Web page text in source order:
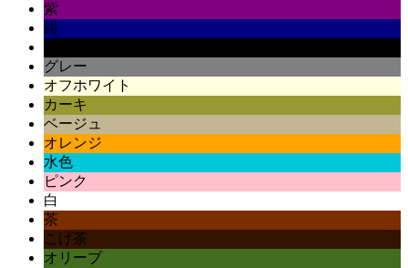
紫
紺
グレー
オフホワイト
カーキ
ベージュ
オレンジ
水色
ピンク
白
茶
こげ茶
オリーブ